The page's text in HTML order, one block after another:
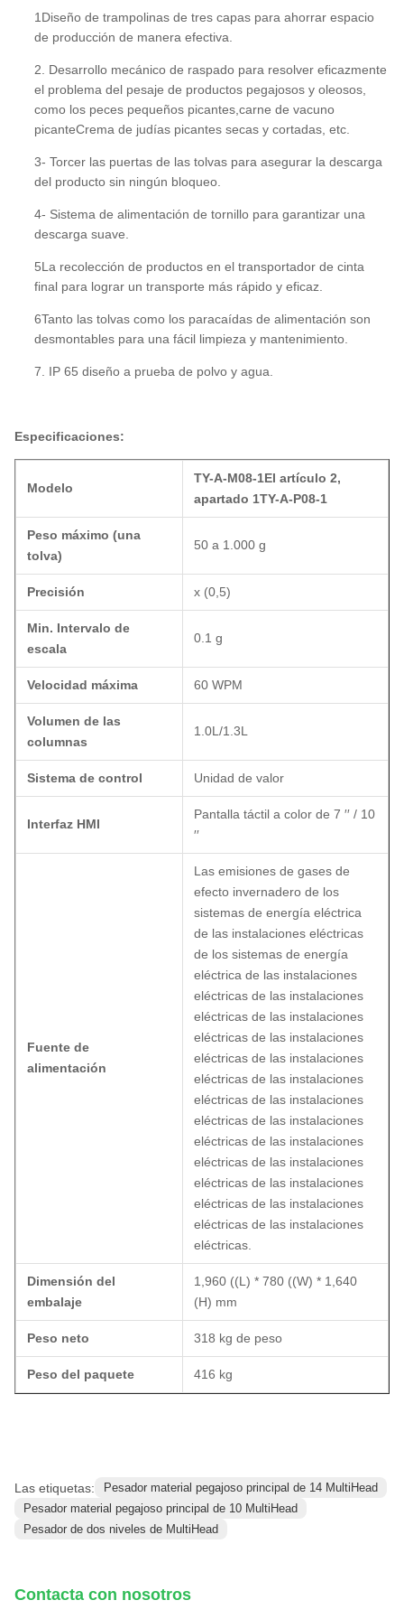
1Diseño de trampolinas de tres capas para ahorrar espacio
de producción de manera efectiva.
2. Desarrollo mecánico de raspado para resolver eficazmente
el problema del pesaje de productos pegajosos y oleosos,
como los peces pequeños picantes, carne de vacuno
picanteCrema de judías picantes secas y cortadas, etc.
3- Torcer las puertas de las tolvas para asegurar la descarga
del producto sin ningún bloqueo.
4- Sistema de alimentación de tornillo para garantizar una
descarga suave.
5La recolección de productos en el transportador de cinta
final para lograr un transporte más rápido y eficaz.
6Tanto las tolvas como los paracaídas de alimentación son
desmontables para una fácil limpieza y mantenimiento.
7. IP 65 diseño a prueba de polvo y agua.
Especificaciones:
Modelo
TY-A-M08-1El artículo 2,
apartado 1TY-A-P08-1
Peso máximo (una
tolva)
50 a 1.000 g
Precisión x (0,5)
Min. Intervalo de
escala
0.1 g
Velocidad máxima 60 WPM
Volumen de las
columnas
1.0L/1.3L
Sistema de control Unidad de valor
Interfaz HMI
Pantalla táctil a color de 7 ′′ / 10
′′
Fuente de
alimentación
Las emisiones de gases de
efecto invernadero de los
sistemas de energía eléctrica
de las instalaciones eléctricas
de los sistemas de energía
eléctrica de las instalaciones
eléctricas de las instalaciones
eléctricas de las instalaciones
eléctricas de las instalaciones
eléctricas de las instalaciones
eléctricas de las instalaciones
eléctricas de las instalaciones
eléctricas de las instalaciones
eléctricas de las instalaciones
eléctricas de las instalaciones
eléctricas de las instalaciones
eléctricas de las instalaciones
eléctricas de las instalaciones
eléctricas.
Dimensión del
embalaje
1,960 ((L) * 780 ((W) * 1,640
(H) mm
Peso neto 318 kg de peso
Peso del paquete 416 kg
Las etiquetas:
Pesador material pegajoso principal de 14 MultiHead
Pesador material pegajoso principal de 10 MultiHead
Pesador de dos niveles de MultiHead
Contacta con nosotros